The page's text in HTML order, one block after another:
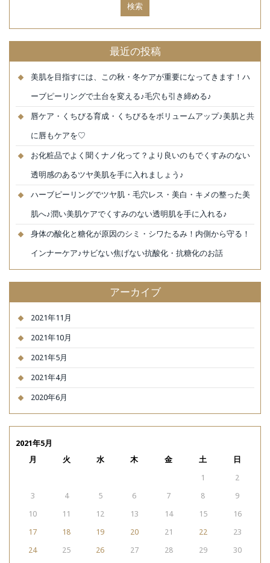
最近の投稿
美肌を目指すには、この秋・冬ケアが重要になってきます！ハ
ーブピーリングで土台を変える♪毛穴も引き締める♪
唇ケア・くちびる育成・くちびるをボリュームアップ♪美肌と共
に唇もケアを♡
お化粧品でよく聞くナノ化って？より良いのもでくすみのない
透明感のあるツヤ美肌を手に入れましょう♪
ハーブピーリングでツヤ肌・毛穴レス・美白・キメの整った美
肌へ♪潤い美肌ケアでくすみのない透明肌を手に入れる♪
身体の酸化と糖化が原因のシミ・シワたるみ！内側から守る！
インナーケア♪サビない焦げない抗酸化・抗糖化のお話
アーカイブ
2021年11月
2021年10月
2021年5月
2021年4月
2020年6月
2021年5月
月
火 水 木 金 土
日
1
2
3
4 5 6 7 8
9
10
11 12 13 14 15
16
17
18 19 20 21 22
23
24
25 26 27 28 29
30